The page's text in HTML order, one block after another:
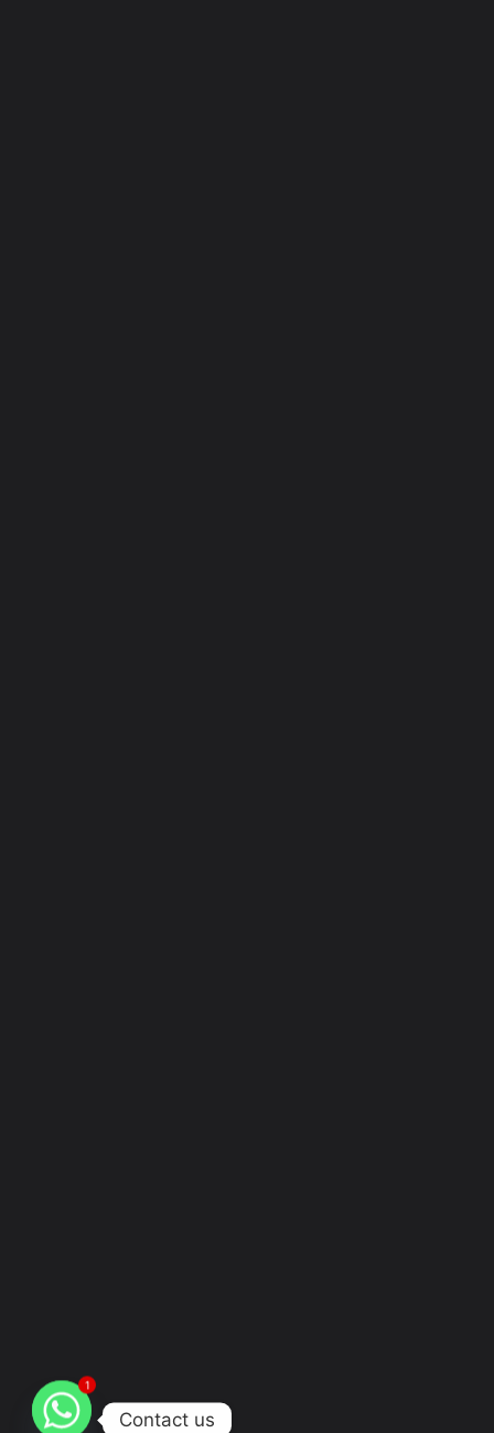
1
Contact us